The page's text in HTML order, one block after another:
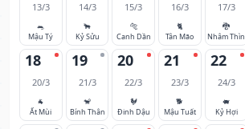
13/3
🐀
Mậu Tý
14/3
🐂
Kỷ Sửu
15/3
🐅
Canh Dần
16/3
🐈
Tân Mão
17/3
🐉
Nhâm Thìn
18
20/3
🐐
Ất Mùi
19
21/3
🐒
Bính Thân
20
22/3
🐓
Đinh Dậu
21
23/3
🐕
Mậu Tuất
22
24/3
🐖
Kỷ Hợi